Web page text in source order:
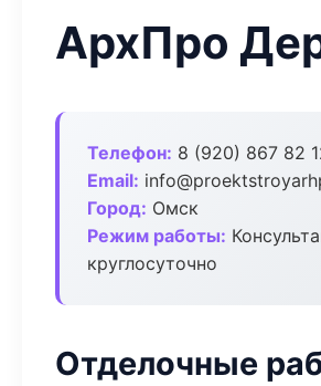
АрхПро
Телефон: 8 (920) 867 82
Email:
Город: Омск
Режим работы:
круглосуточно
Отделочные